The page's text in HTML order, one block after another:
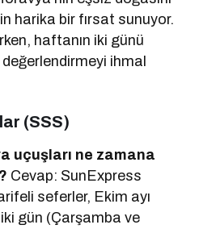
harika bir fırsat sunuyor.
haftanın iki günü
ihmal
(SSS)
uçuşları ne zamana
Cevap: SunExpress
seferler, Ekim ayı
gün (Çarşamba ve